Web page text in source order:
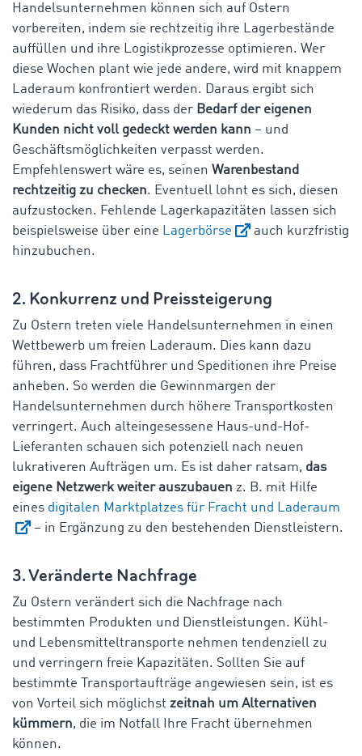
Handelsunternehmen können sich auf Ostern
vorbereiten, indem sie rechtzeitig ihre Lagerbestände
auffüllen und ihre Logistikprozesse optimieren. Wer
diese Wochen plant wie jede andere, wird mit knappem
Laderaum konfrontiert werden. Daraus ergibt sich
wiederum das Risiko, dass der Bedarf der eigenen
Kunden nicht voll gedeckt werden kann – und
Geschäftsmöglichkeiten verpasst werden.
Empfehlenswert wäre es, seinen Warenbestand
rechtzeitig zu checken. Eventuell lohnt es sich, diesen
aufzustocken. Fehlende Lagerkapazitäten lassen sich
beispielsweise über eine Lagerbörse
auch kurzfristig
hinzubuchen.
2. Konkurrenz und Preissteigerung
Zu Ostern treten viele Handelsunternehmen in einen
Wettbewerb um freien Laderaum. Dies kann dazu
führen, dass Frachtführer und Speditionen ihre Preise
anheben. So werden die Gewinnmargen der
Handelsunternehmen durch höhere Transportkosten
verringert. Auch alteingesessene Haus-und-Hof-
Lieferanten schauen sich potenziell nach neuen
lukrativeren Aufträgen um. Es ist daher ratsam, das
eigene Netzwerk weiter auszubauen z. B. mit Hilfe
eines digitalen Marktplatzes für Fracht und Laderaum
– in Ergänzung zu den bestehenden Dienstleistern.
3. Veränderte Nachfrage
Zu Ostern verändert sich die Nachfrage nach
bestimmten Produkten und Dienstleistungen. Kühl-
und Lebensmitteltransporte nehmen tendenziell zu
und verringern freie Kapazitäten. Sollten Sie auf
bestimmte Transportaufträge angewiesen sein, ist es
von Vorteil sich möglichst zeitnah um Alternativen
kümmern, die im Notfall Ihre Fracht übernehmen
können.